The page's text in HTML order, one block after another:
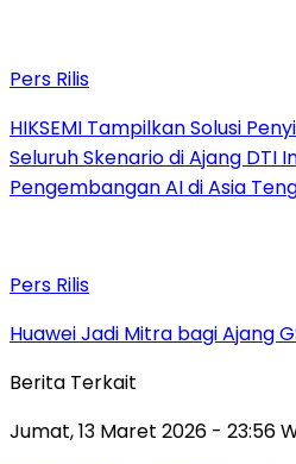
Pers Rilis
HIKSEMI Tampilkan Solusi
Seluruh Skenario di Ajang DTI
Pengembangan AI di Asia
Pers Rilis
Huawei Jadi Mitra bagi Ajang
Berita Terkait
Jumat, 13 Maret 2026 - 23:56